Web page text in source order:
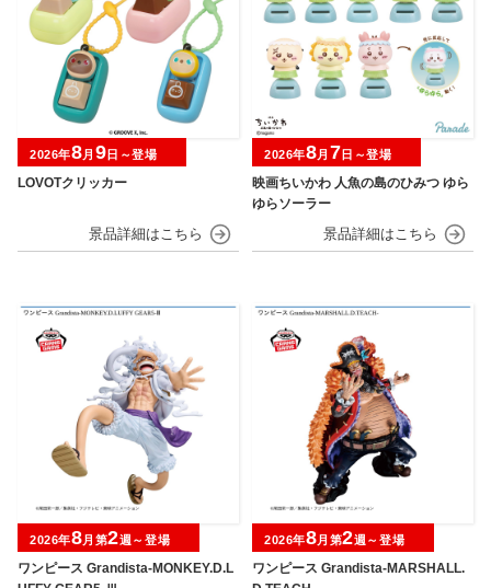
LOVOTクリッカー
2026年8月 9日～登場
映画ちいかわ 人魚の島のひみつ ゆら
ゆらソーラー
2026年8月 7日～登場
ワンピース Grandista-MONKEY.D.L
2026年8月第2週～登場
ワンピース Grandista-MARSHALL.
2026年8月第2週～登場